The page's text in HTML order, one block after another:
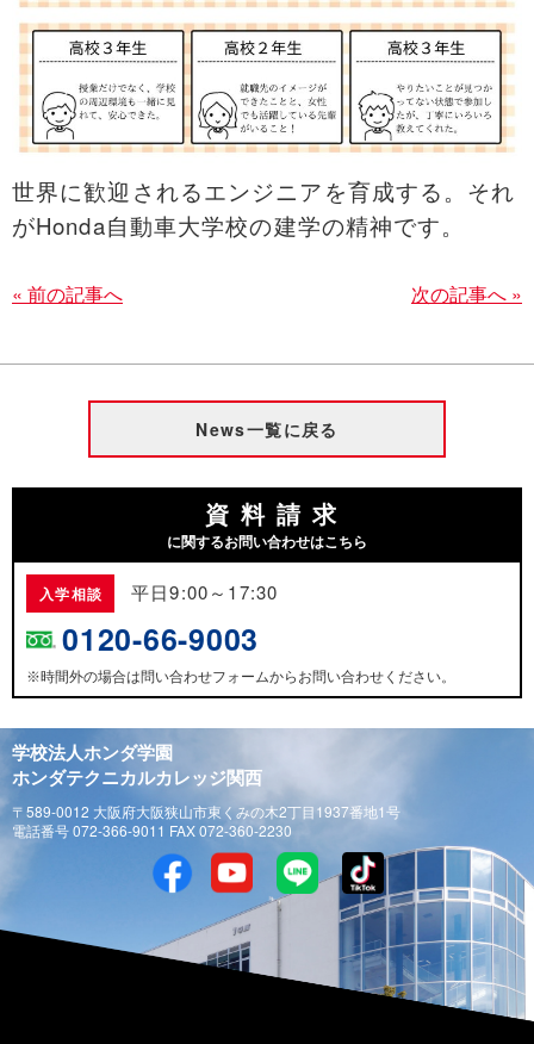
世界に歓迎されるエンジニアを育成する。それ
がHonda自動車大学校の建学の精神です。
« 前の記事へ 次の記事へ »
News一覧に戻る
資料請求
に関するお問い合わせはこちら
入学相談 平日9:00～17:30
0120-66-9003
※時間外の場合は問い合わせフォームからお問い合わせください。
学校法人ホンダ学園
ホンダテクニカルカレッジ関西
〒589-0012 大阪府大阪狭山市東くみの木2丁目1937番地1号
電話番号 072-366-9011 FAX 072-360-2230